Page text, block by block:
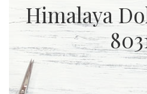
Himalaya